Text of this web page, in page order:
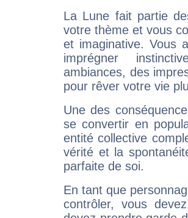
La Lune fait partie
votre thème et vous
et imaginative. Vous
imprégner
ambiances, des
pour rêver votre vie
Une des
se convertir en
entité collective
vérité et la
parfaite de soi.
En tant que
contrôler, vous